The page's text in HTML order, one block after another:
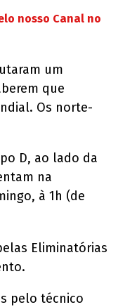
nosso Canal no
um
que
Os norte-
D, ao lado da
na
à 1h (de
Eliminatórias
pelo técnico